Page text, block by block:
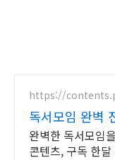
https://
독서모임 완벽
전자책 무료
완벽한 독서모임
콘텐츠, 구독 한달